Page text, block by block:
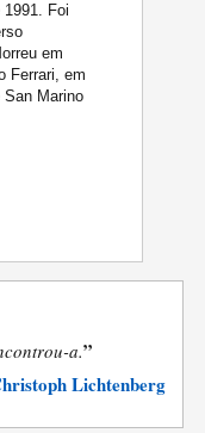
Foi
em
Ferrari, em
San Marino
a.”
Lichtenberg